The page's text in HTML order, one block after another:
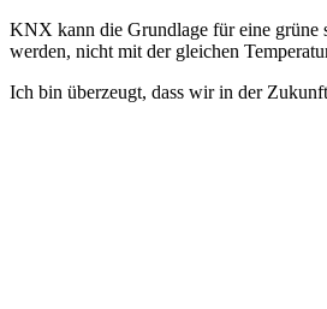
KNX kann die Grundlage für eine grüne
werden, nicht mit der gleichen
Ich bin überzeugt, dass wir in der